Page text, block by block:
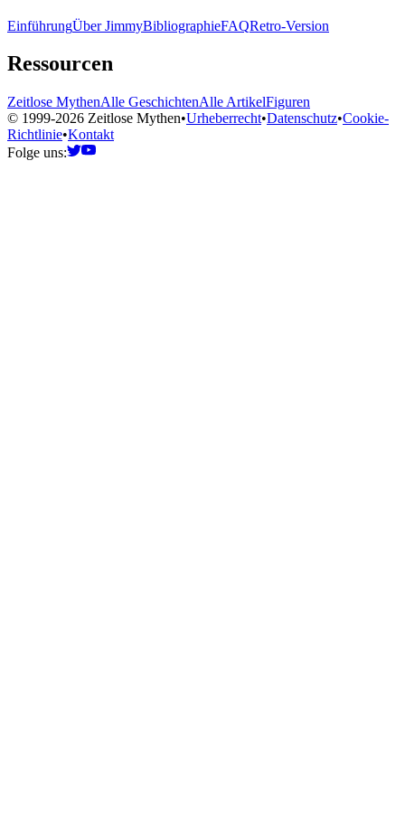
EinführungÜber JimmyBibliographieFAQRetro-Version
Ressourcen
Zeitlose MythenAlle GeschichtenAlle ArtikelFiguren
© 1999-2026 Zeitlose Mythen•Urheberrecht•Datenschutz•Cookie-
Richtlinie•Kontakt
Folge uns: